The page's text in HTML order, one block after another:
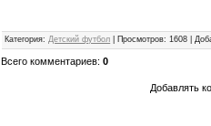
Категория: Детский футбол Просмотров: 1608
Всего комментариев:0
Добавлять